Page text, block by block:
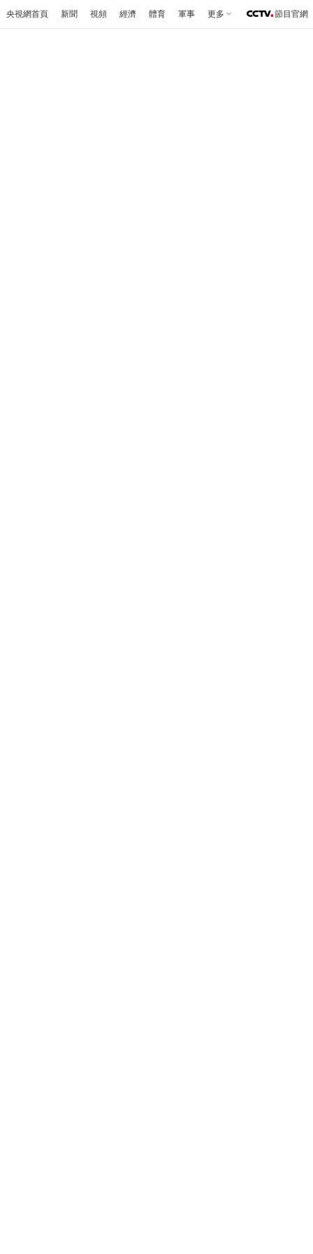
央視網首頁 新聞 視頻 經濟 體育 軍事 更多 節目官網